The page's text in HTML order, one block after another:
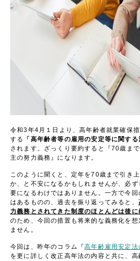
令和3年4月１日より、高年齢者就業確保
する
「高年齢者等の雇用の安定等に関す
されます。ざっくり要約すると『70歳ま
主の努力義務』になります。
このように聞くと、定年を70歳まで引き
か、と不安になるかもしれませんが、必
要になるわけではありません。一方で今
はあるものの、過去を振り返ってみると、
力義務とされてきた制度のほとんどは後に
のため、今回の措置も将来的な義務化を想
ません。
今回は、昨年のコラム『高年齢雇用安定法
を更に詳しく改正高年法の内容と共に、